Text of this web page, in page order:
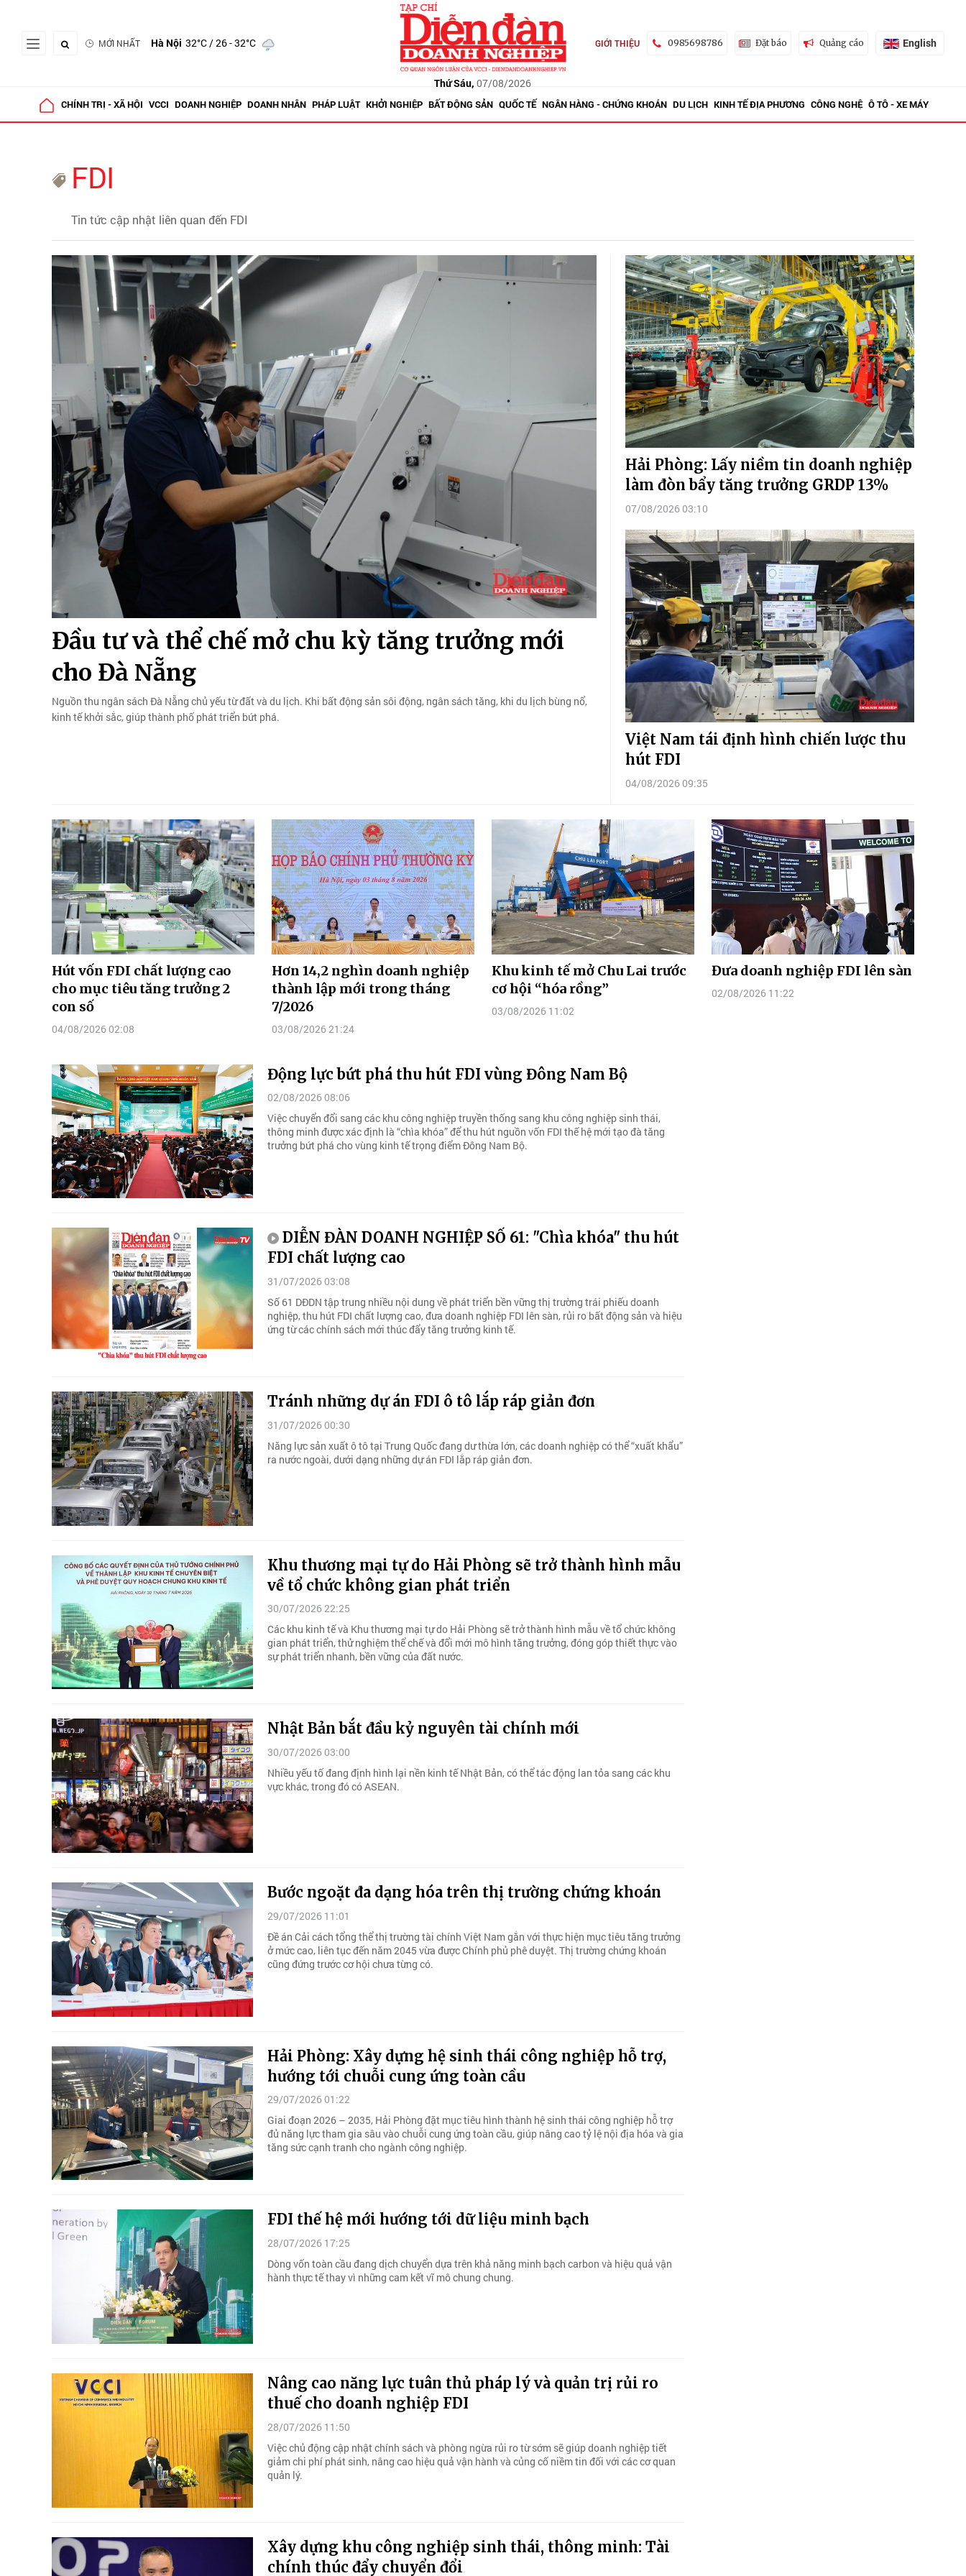
MỚI NHẤT Hà Nội 32°C/ 26 - 32°C
Thứ Sáu, 07/08/2026
GIỚI THIỆU 0985698786 Đặt báo Quảng cáo English
CHÍNH TRỊ - XÃ HỘI VCCI DOANH NGHIỆP DOANH NHÂN PHÁP LUẬT KHỞI NGHIỆP BẤT ĐỘNG SẢN QUỐC TẾ NGÂN HÀNG - CHỨNG KHOÁN DU LỊCH KINH TẾ ĐỊA PHƯƠNG CÔNG NGHỆ Ô TÔ - XE MÁY
FDI
Tin tức cập nhật liên quan đến FDI
Đầu tư và thể chế mở chu kỳ tăng trưởng mới
cho Đà Nẵng
Nguồn thu ngân sách Đà Nẵng chủ yếu từ đất và du lịch. Khi bất động sản sôi động, ngân sách tăng, khi du lịch bùng nổ,
kinh tế khởi sắc, giúp thành phố phát triển bứt phá.
Hải Phòng: Lấy niềm tin doanh nghiệp
làm đòn bẩy tăng trưởng GRDP 13%
07/08/2026 03:10
Việt Nam tái định hình chiến lược thu
hút FDI
04/08/2026 09:35
Hút vốn FDI chất lượng cao
cho mục tiêu tăng trưởng 2
con số
04/08/2026 02:08
Hơn 14,2 nghìn doanh nghiệp
thành lập mới trong tháng
7/2026
03/08/2026 21:24
Khu kinh tế mở Chu Lai trước
cơ hội “hóa rồng”
03/08/2026 11:02
Đưa doanh nghiệp FDI lên sàn
02/08/2026 11:22
Động lực bứt phá thu hút FDI vùng Đông Nam Bộ
02/08/2026 08:06
Việc chuyển đổi sang các khu công nghiệp truyền thống sang khu công nghiệp sinh thái,
thông minh được xác định là “chìa khóa” để thu hút nguồn vốn FDI thế hệ mới tạo đà tăng
trưởng bứt phá cho vùng kinh tế trọng điểm Đông Nam Bộ.
DIỄN ĐÀN DOANH NGHIỆP SỐ 61: "Chìa khóa" thu hút
FDI chất lượng cao
31/07/2026 03:08
Số 61 DĐDN tập trung nhiều nội dung về phát triển bền vững thị trường trái phiếu doanh
nghiệp, thu hút FDI chất lượng cao, đưa doanh nghiệp FDI lên sàn, rủi ro bất động sản và hiệu
ứng từ các chính sách mới thúc đẩy tăng trưởng kinh tế.
Tránh những dự án FDI ô tô lắp ráp giản đơn
31/07/2026 00:30
Năng lực sản xuất ô tô tại Trung Quốc đang dư thừa lớn, các doanh nghiệp có thể “xuất khẩu”
ra nước ngoài, dưới dạng những dự án FDI lắp ráp giản đơn.
Khu thương mại tự do Hải Phòng sẽ trở thành hình mẫu
về tổ chức không gian phát triển
30/07/2026 22:25
Các khu kinh tế và Khu thương mại tự do Hải Phòng sẽ trở thành hình mẫu về tổ chức không
gian phát triển, thử nghiệm thể chế và đổi mới mô hình tăng trưởng, đóng góp thiết thực vào
sự phát triển nhanh, bền vững của đất nước.
Nhật Bản bắt đầu kỷ nguyên tài chính mới
30/07/2026 03:00
Nhiều yếu tố đang định hình lại nền kinh tế Nhật Bản, có thể tác động lan tỏa sang các khu
vực khác, trong đó có ASEAN.
Bước ngoặt đa dạng hóa trên thị trường chứng khoán
29/07/2026 11:01
Đề án Cải cách tổng thể thị trường tài chính Việt Nam gắn với thực hiện mục tiêu tăng trưởng
ở mức cao, liên tục đến năm 2045 vừa được Chính phủ phê duyệt. Thị trường chứng khoán
cũng đứng trước cơ hội chưa từng có.
Hải Phòng: Xây dựng hệ sinh thái công nghiệp hỗ trợ,
hướng tới chuỗi cung ứng toàn cầu
29/07/2026 01:22
Giai đoạn 2026 – 2035, Hải Phòng đặt mục tiêu hình thành hệ sinh thái công nghiệp hỗ trợ
đủ năng lực tham gia sâu vào chuỗi cung ứng toàn cầu, giúp nâng cao tỷ lệ nội địa hóa và gia
tăng sức cạnh tranh cho ngành công nghiệp.
FDI thế hệ mới hướng tới dữ liệu minh bạch
28/07/2026 17:25
Dòng vốn toàn cầu đang dịch chuyển dựa trên khả năng minh bạch carbon và hiệu quả vận
hành thực tế thay vì những cam kết vĩ mô chung chung.
Nâng cao năng lực tuân thủ pháp lý và quản trị rủi ro
thuế cho doanh nghiệp FDI
28/07/2026 11:50
Việc chủ động cập nhật chính sách và phòng ngừa rủi ro từ sớm sẽ giúp doanh nghiệp tiết
giảm chi phí phát sinh, nâng cao hiệu quả vận hành và củng cố niềm tin đối với các cơ quan
quản lý.
Xây dựng khu công nghiệp sinh thái, thông minh: Tài
chính thúc đẩy chuyển đổi